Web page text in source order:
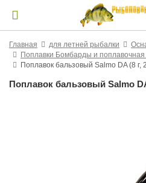
Главная для летней рыбалки
Поплавки Бомбарды и поплавочная
Поплавок бальзовый Salmo DA (8 г,
Поплавок бальзовый Salmo